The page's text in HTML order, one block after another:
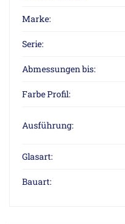
Marke:
Serie:
Abmessungen bis:
Farbe Profil:
Ausführung:
Glasart:
Bauart: